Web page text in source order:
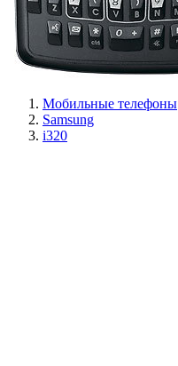
Мобильные телефоны
Samsung
i320